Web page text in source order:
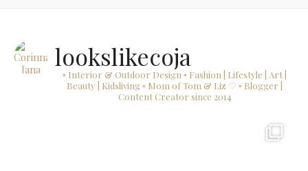
lookslikecoja
▫ Interior & Outdoor Design ▫ Fashion | Lifestyle | Art |
Beauty | Kidsliving▫ Mom of Tom & Liz ♡ ▫ Blogger |
Content Creator since 2014